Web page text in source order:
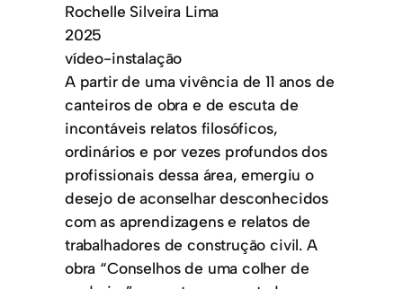
Rochelle Silveira Lima
2025
vídeo-instalação
A partir de uma vivência de 11 anos de
canteiros de obra e de escuta de
incontáveis relatos filosóficos,
ordinários e por vezes profundos dos
profissionais dessa área, emergiu o
desejo de aconselhar desconhecidos
com as aprendizagens e relatos de
trabalhadores de construção civil. A
obra “Conselhos de uma colher de